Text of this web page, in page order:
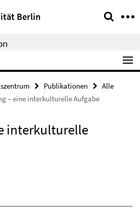
Berlin
Publikationen
Alle
– eine interkulturelle Aufgabe
interkulturelle